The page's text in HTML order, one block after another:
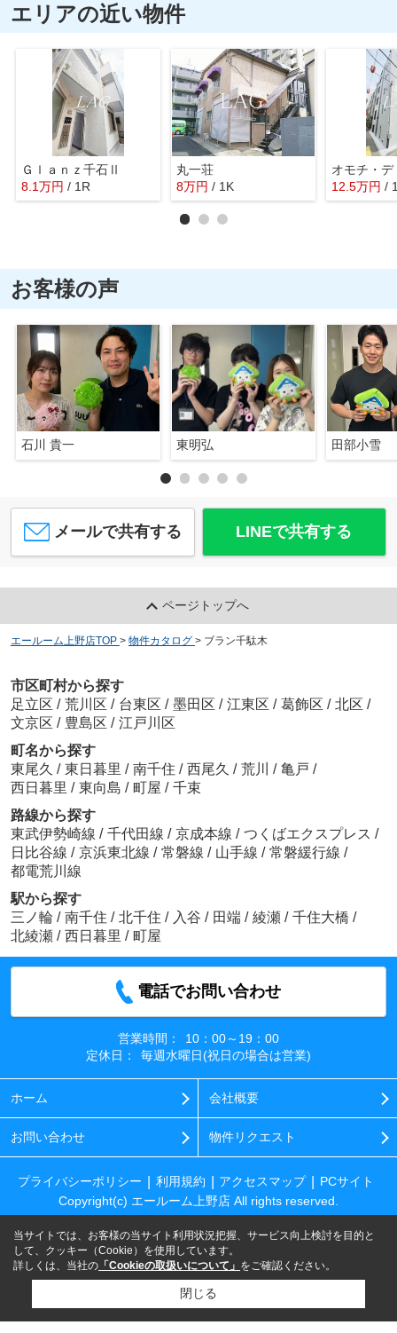
エリアの近い物件
Ｇｌａｎｚ千石Ⅱ
8.1万円 / 1R
丸一荘
8万円 / 1K
オモチ・
12.5万円 /
お客様の声
石川 貴一 東明弘 田部小雪
メールで共有する LINEで共有する
ページトップへ
エールーム上野店TOP > 物件カタログ > ブラン千駄木
市区町村から探す
足立区 / 荒川区 / 台東区 / 墨田区 / 江東区 / 葛飾区 / 北区 /
文京区 / 豊島区 / 江戸川区
町名から探す
東尾久 / 東日暮里 / 南千住 / 西尾久 / 荒川 / 亀戸 /
西日暮里 / 東向島 / 町屋 / 千束
路線から探す
東武伊勢崎線 / 千代田線 / 京成本線 / つくばエクスプレス /
日比谷線 / 京浜東北線 / 常磐線 / 山手線 / 常磐緩行線 /
都電荒川線
駅から探す
三ノ輪 / 南千住 / 北千住 / 入谷 / 田端 / 綾瀬 / 千住大橋 /
北綾瀬 / 西日暮里 / 町屋
電話でお問い合わせ
営業時間：
10：00～19：00
定休日：
毎週水曜日(祝日の場合は営業)
ホーム 会社概要
お問い合わせ 物件リクエスト
プライバシーポリシー 利用規約 アクセスマップ
PCサイト
Copyright(c) エールーム上野店 All rights reserved.
当サイトでは、お客様の当サイト利用状況把握、サービス向上検討を目的と
して、クッキー（Cookie）を使用しています。
詳しくは、当社の 「Cookieの取扱いについて」 をご確認ください。
閉じる